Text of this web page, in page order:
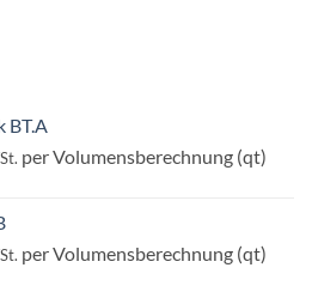
BT.A
per Volumensberechnung (qt)
per Volumensberechnung (qt)